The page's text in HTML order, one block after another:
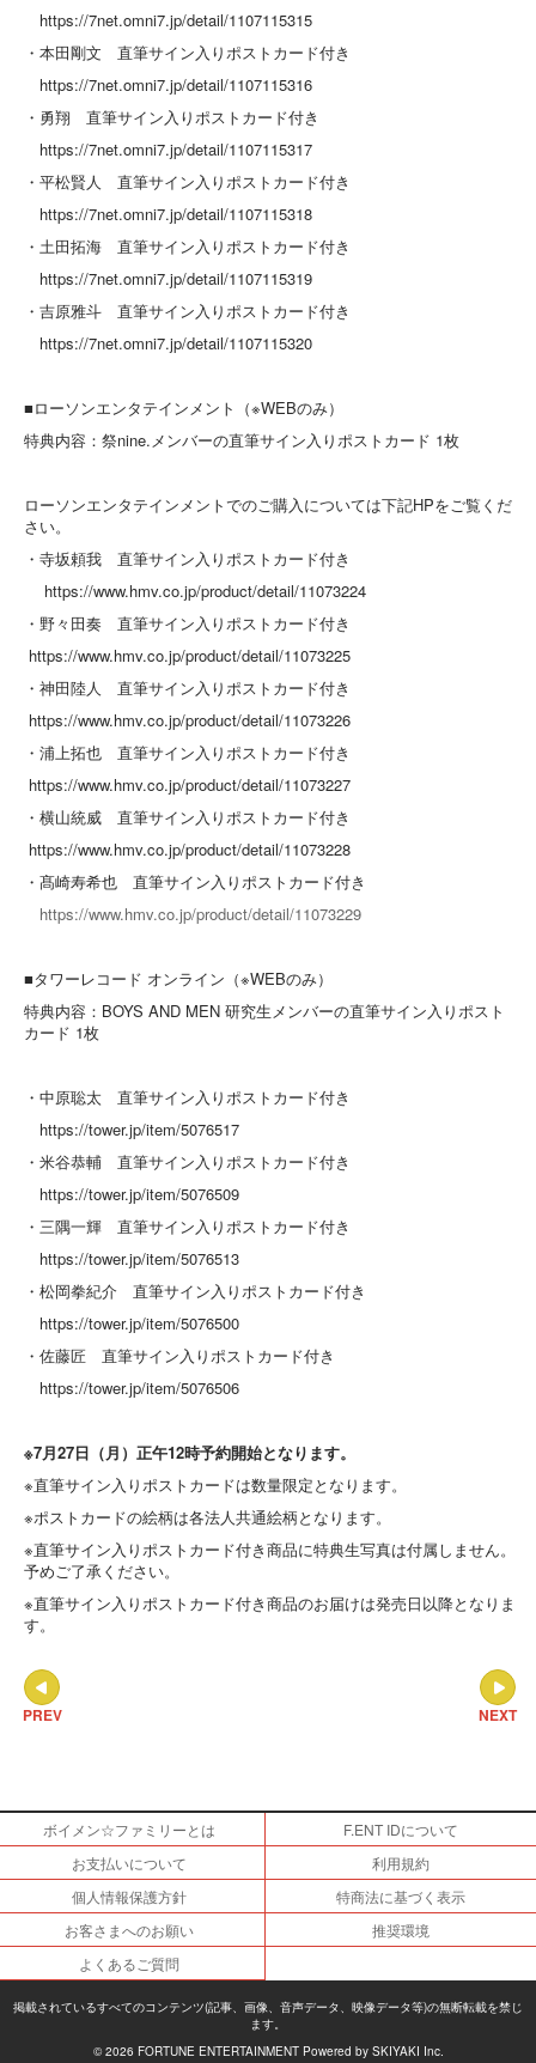
https://7net.omni7.jp/detail/1107115315
・本田剛文 直筆サイン入りポストカード付き
https://7net.omni7.jp/detail/1107115316
・勇翔 直筆サイン入りポストカード付き
https://7net.omni7.jp/detail/1107115317
・平松賢人 直筆サイン入りポストカード付き
https://7net.omni7.jp/detail/1107115318
・土田拓海 直筆サイン入りポストカード付き
https://7net.omni7.jp/detail/1107115319
・吉原雅斗 直筆サイン入りポストカード付き
https://7net.omni7.jp/detail/1107115320
■ローソンエンタテインメント（※WEBのみ）
特典内容：祭nine.メンバーの直筆サイン入りポストカード 1枚
ローソンエンタテインメントでのご購入については下記HPをご覧くだ
さい。
・寺坂頼我 直筆サイン入りポストカード付き
https://www.hmv.co.jp/product/detail/11073224
・野々田奏 直筆サイン入りポストカード付き
https://www.hmv.co.jp/product/detail/11073225
・神田陸人 直筆サイン入りポストカード付き
https://www.hmv.co.jp/product/detail/11073226
・浦上拓也 直筆サイン入りポストカード付き
https://www.hmv.co.jp/product/detail/11073227
・横山統威 直筆サイン入りポストカード付き
https://www.hmv.co.jp/product/detail/11073228
・髙崎寿希也 直筆サイン入りポストカード付き
https://www.hmv.co.jp/product/detail/11073229
■タワーレコード オンライン（※WEBのみ）
特典内容：BOYS AND MEN 研究生メンバーの直筆サイン入りポスト
カード 1枚
・中原聡太 直筆サイン入りポストカード付き
https://tower.jp/item/5076517
・米谷恭輔 直筆サイン入りポストカード付き
https://tower.jp/item/5076509
・三隅一輝 直筆サイン入りポストカード付き
https://tower.jp/item/5076513
・松岡拳紀介 直筆サイン入りポストカード付き
https://tower.jp/item/5076500
・佐藤匠 直筆サイン入りポストカード付き
https://tower.jp/item/5076506
※7月27日（月）正午12時予約開始となります。
※直筆サイン入りポストカードは数量限定となります。
※ポストカードの絵柄は各法人共通絵柄となります。
※直筆サイン入りポストカード付き商品に特典生写真は付属しません。
予めご了承ください。
※直筆サイン入りポストカード付き商品のお届けは発売日以降となりま
す。
NEXT
PREV
ボイメン☆ファミリーとは
F.ENT IDについて
お支払いについて
利用規約
個人情報保護方針
特商法に基づく表示
お客さまへのお願い
推奨環境
よくあるご質問
掲載されているすべてのコンテンツ(記事、画像、音声データ、映像データ等)の無断転載を禁じ
ます。
© 2026 FORTUNE ENTERTAINMENT Powered by SKIYAKI Inc.